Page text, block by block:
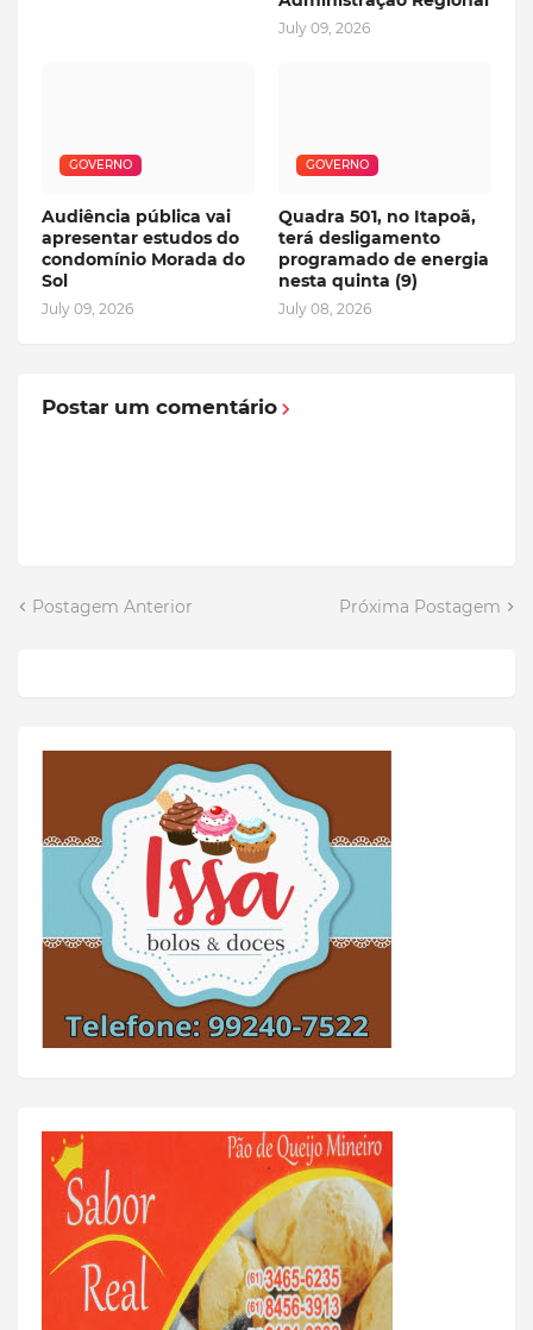
July 09, 2026
GOVERNO
Audiência pública vai
apresentar estudos do
condomínio Morada do
Sol
July 09, 2026
GOVERNO
Quadra 501, no Itapoã,
terá desligamento
programado de energia
nesta quinta (9)
July 08, 2026
Postar um comentário
Postagem Anterior Próxima Postagem